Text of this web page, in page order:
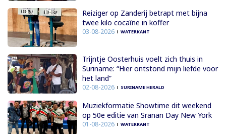
Reiziger op Zanderij betrapt met bijna
twee kilo cocaïne in koffer
03-08-2026 WATERKANT
Trijntje Oosterhuis voelt zich thuis in
Suriname: “Hier ontstond mijn liefde voor
het land”
02-08-2026 SURINAME HERALD
Muziekformatie Showtime dit weekend
op 50e editie van Sranan Day New York
01-08-2026 WATERKANT